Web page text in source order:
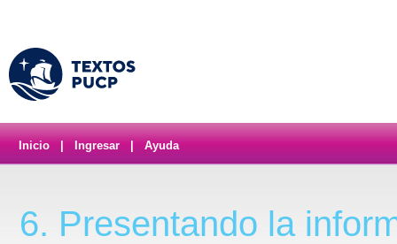
Inicio Ingresar Ayuda
6. Presentando la